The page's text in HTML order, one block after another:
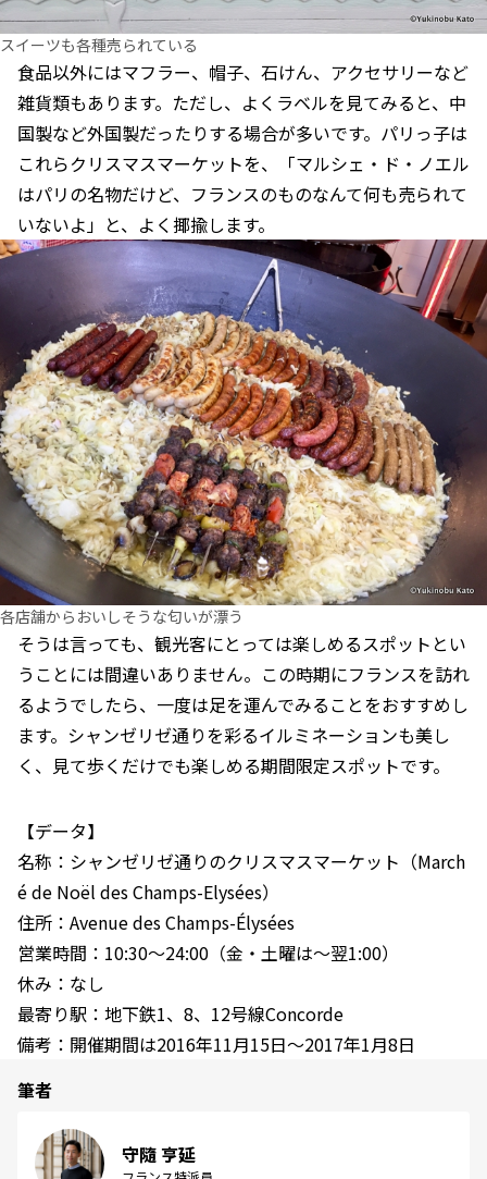
スイーツも各種売られている
食品以外にはマフラー、帽子、石けん、アクセサリーなど
雑貨類もあります。ただし、よくラベルを見てみると、中
国製など外国製だったりする場合が多いです。パリっ子は
これらクリスマスマーケットを、「マルシェ・ド・ノエル
はパリの名物だけど、フランスのものなんて何も売られて
いないよ」と、よく揶揄します。
各店舗からおいしそうな匂いが漂う
そうは言っても、観光客にとっては楽しめるスポットとい
うことには間違いありません。この時期にフランスを訪れ
るようでしたら、一度は足を運んでみることをおすすめし
ます。シャンゼリゼ通りを彩るイルミネーションも美し
く、見て歩くだけでも楽しめる期間限定スポットです。
【データ】
名称：シャンゼリゼ通りのクリスマスマーケット（March
é de Noël des Champs-Elysées）
住所：Avenue des Champs-Élysées
営業時間：10:30～24:00（金・土曜は～翌1:00）
休み：なし
最寄り駅：地下鉄1、8、12号線Concorde
備考：開催期間は2016年11月15日～2017年1月8日
筆者
守隨 亨延